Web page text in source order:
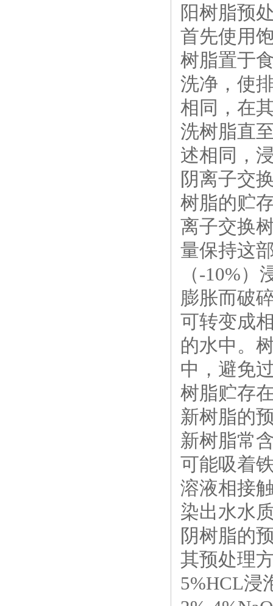
阳树脂预
首先使用
树脂置于
洗净，使
相同，在
洗树脂直
述相同，
阴离子交
树脂的贮
离子交换
量保持这
（-10%
膨胀而破
可转变成
的水中。
中，避免
树脂贮存
新树脂的
新树脂常
可能吸着
溶液相接
染出水水
阴树脂的
其预处理
5%HCL浸